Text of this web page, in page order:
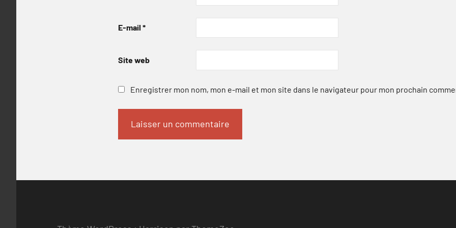
E-mail *
Site web
Enregistrer mon nom, mon e-mail et mon site dans le navigateur pour mon prochain